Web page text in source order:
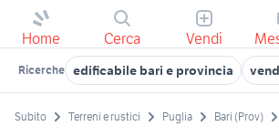
Home Cerca Vendi
Ricerche edificabile bari e provincia
Subito Terreni e rustici Puglia Bari (Prov)